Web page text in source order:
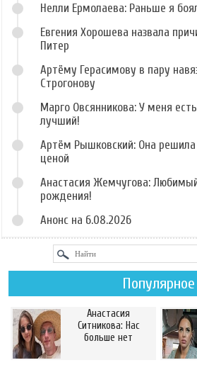
Нелли Ермолаева: Раньше я
Евгения Хорошева назвала
Питер
Артёму Герасимову в пару
Строгонову
Марго Овсянникова: У меня
лучший!
Артём Рышковский: Она
ценой
Анастасия Жемчугова:
рождения!
Анонс на 6.08.2026
Популярное
Анастасия
Ситникова: Нас
больше нет